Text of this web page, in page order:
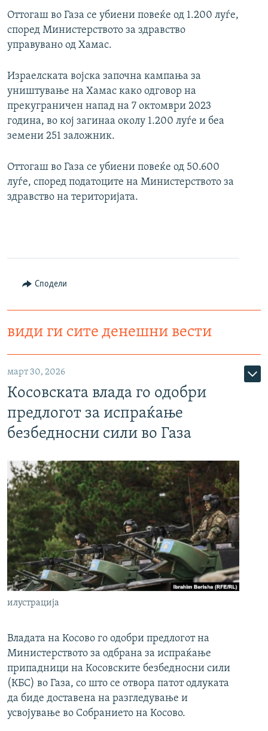
Оттогаш во Газа се убиени повеќе од 1.200 луѓе,
според Министерството за здравство
управувано од Хамас.
Израелската војска започна кампања за
уништување на Хамас како одговор на
прекуграничен напад на 7 октомври 2023
година, во кој загинаа околу 1.200 луѓе и беа
земени 251 заложник.
Оттогаш во Газа се убиени повеќе од 50.600
луѓе, според податоците на Министерството за
здравство на територијата.
Сподели
види ги сите денешни вести
март 30, 2026
Косовската влада го одобри
предлогот за испраќање
безбедносни сили во Газа
илустрација
Владата на Косово го одобри предлогот на
Министерството за одбрана за испраќање
припадници на Косовските безбедносни сили
(КБС) во Газа, со што се отвора патот одлуката
да биде доставена на разгледување и
усвојување во Собранието на Косово.